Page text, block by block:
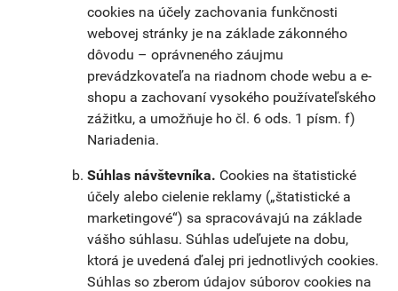
cookies na účely zachovania funkčnosti
webovej stránky je na základe zákonného
dôvodu – oprávneného záujmu
prevádzkovateľa na riadnom chode webu a e-
shopu a zachovaní vysokého používateľského
zážitku, a umožňuje ho čl. 6 ods. 1 písm. f)
Nariadenia.
Súhlas návštevníka. Cookies na štatistické
účely alebo cielenie reklamy („štatistické a
marketingové“) sa spracovávajú na základe
vášho súhlasu. Súhlas udeľujete na dobu,
ktorá je uvedená ďalej pri jednotlivých cookies.
Súhlas so zberom údajov súborov cookies na